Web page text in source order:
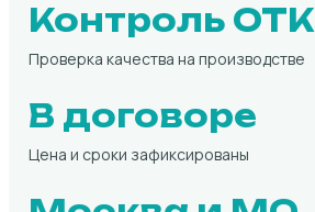
Контроль ОТК
Проверка качества на производстве
В договоре
Цена и сроки зафиксированы